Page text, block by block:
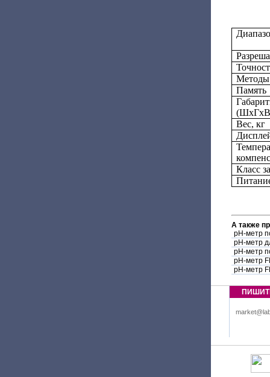
Методы
Память
Вес, кг
Класс
А также
pH-метр
pH-метр
pH-метр
pH-метр
pH-метр